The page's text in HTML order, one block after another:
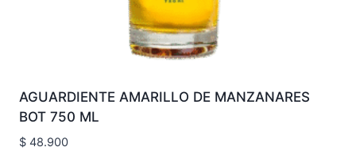
AGUARDIENTE AMARILLO DE MANZANARES
BOT 750 ML
$ 48.900